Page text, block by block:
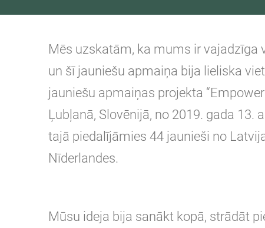
Mēs uzskatām, ka mums ir vajadzīga
un šī jauniešu apmaiņa bija lieliska
jauniešu apmaiņas projekta
Ļubļanā, Slovēnijā, no 2019. gada 13.
tajā piedalījāmies 44 jaunieši no
Nīderlandes.
Mūsu ideja bija sanākt kopā, strādāt